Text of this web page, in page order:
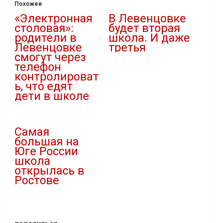
Похожее
«Электронная
столовая»:
родители в
Левенцовке
смогут через
телефон
контролироват
ь, что едят
дети в школе
В Левенцовке
будет вторая
школа. И даже
третья
Самая
большая на
Юге России
школа
открылась в
Ростове